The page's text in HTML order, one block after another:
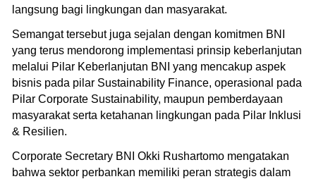
langsung bagi lingkungan dan masyarakat.
Semangat tersebut juga sejalan dengan komitmen BNI
yang terus mendorong implementasi prinsip keberlanjutan
melalui Pilar Keberlanjutan BNI yang mencakup aspek
bisnis pada pilar Sustainability Finance, operasional pada
Pilar Corporate Sustainability, maupun pemberdayaan
masyarakat serta ketahanan lingkungan pada Pilar Inklusi
& Resilien.
Corporate Secretary BNI Okki Rushartomo mengatakan
bahwa sektor perbankan memiliki peran strategis dalam